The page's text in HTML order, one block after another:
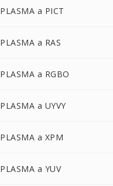
PLASMA a PICT
PLASMA a RAS
PLASMA a RGBO
PLASMA a UYVY
PLASMA a XPM
PLASMA a YUV